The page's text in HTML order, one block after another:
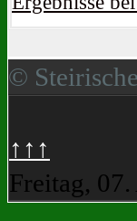
©
↑↑↑
Freitag,